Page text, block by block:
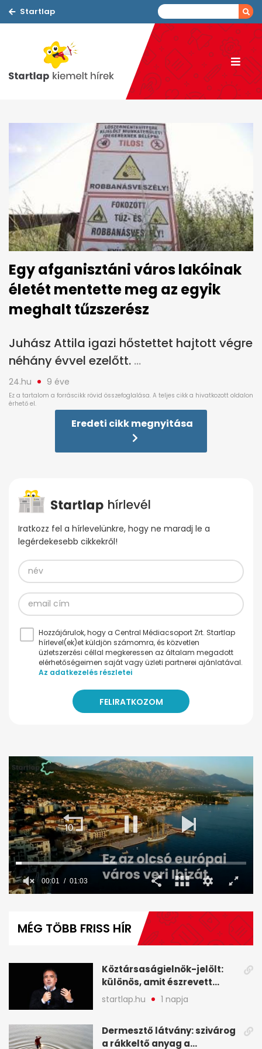
Startlap
Egy afganisztáni város lakóinak
életét mentette meg az egyik
meghalt tűzszerész
Juhász Attila igazi hőstettet hajtott végre
néhány évvel ezelőtt.
24.hu 9 éve
Eredeti cikk megnyitása
Iratkozz fel a hírlevelünkre, hogy ne maradj le a
legérdekesebb cikkekről!
Hozzájárulok, hogy a Central Médiacsoport Zrt. Startlap
hírlevel(ek)et küldjön számomra, és közvetlen
üzletszerzési céllal megkeressen az általam megadott
elérhetőségeimen saját vagy üzleti partnerei ajánlatával.
Az adatkezelés részletei
minute,
00:02 01:03
MÉG TÖBB FRISS HÍR
Köztársaságielnök-jelölt:
különös, amit észrevett
Török Gábor - A hét
legfontosabb hírei
startlap.hu 1 napja
Dermesztő látvány: szivárog
a rákkeltő anyag a